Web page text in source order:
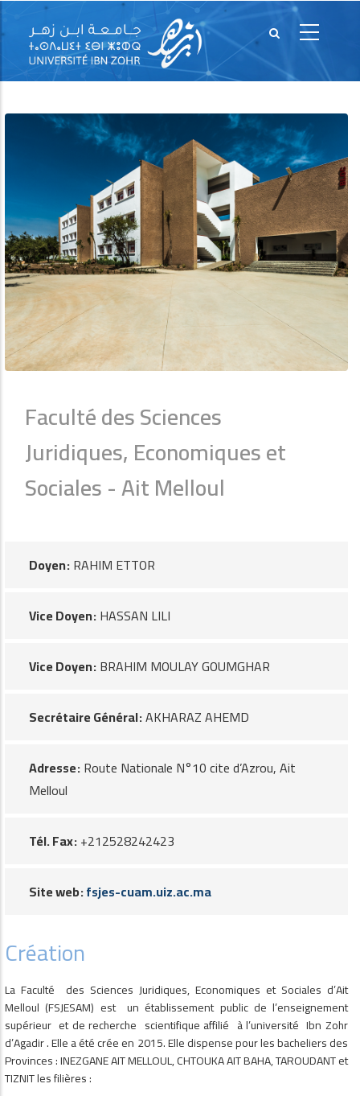
Faculté des Sciences
Juridiques, Economiques et
Sociales - Ait Melloul
Doyen RAHIM ETTOR
Vice Doyen HASSAN LILI
Vice Doyen BRAHIM MOULAY GOUMGHAR
Secrétaire Général AKHARAZ AHEMD
Adresse Route Nationale N°10 cite d’Azrou, Ait
Melloul
Tél. Fax +212528242423
Site web fsjes-cuam.uiz.ac.ma
Création
La Faculté des Sciences Juridiques, Economiques et Sociales d’Ait
Melloul (FSJESAM) est un établissement public de l’enseignement
supérieur et de recherche scientifique affilié à l’université Ibn Zohr
d’Agadir . Elle a été crée en 2015. Elle dispense pour les bacheliers des
Provinces : INEZGANE AIT MELLOUL, CHTOUKA AIT BAHA, TAROUDANT et
TIZNIT les filières :